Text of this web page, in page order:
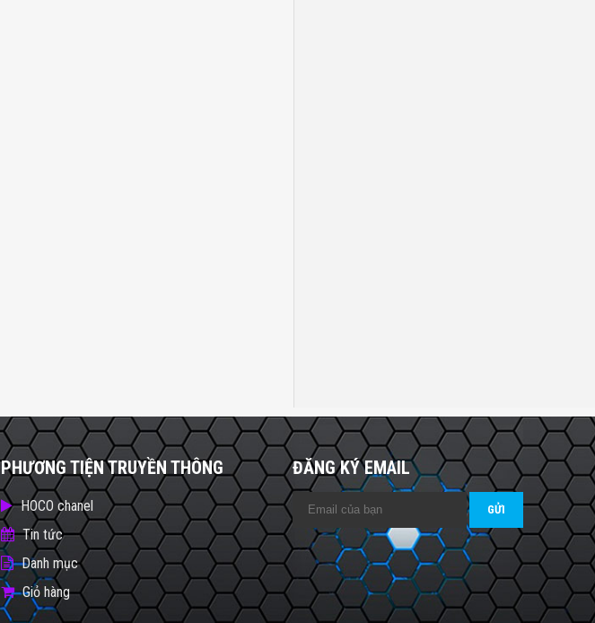
PHƯƠNG TIỆN TRUYỀN THÔNG
HOCO chanel
Tin tức
Danh mục
Giỏ hàng
ĐĂNG KÝ EMAIL